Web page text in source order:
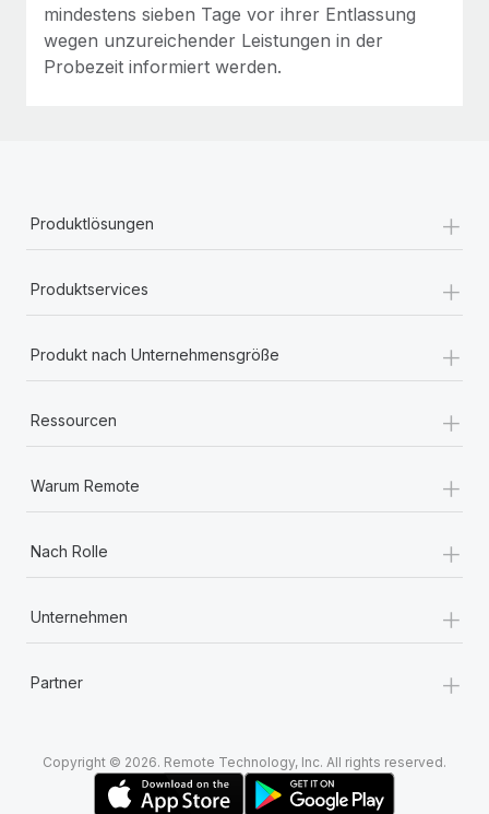
mindestens sieben Tage vor ihrer Entlassung
wegen unzureichender Leistungen in der
Probezeit informiert werden.
Produktlösungen +
Produktservices +
Produkt nach Unternehmensgröße +
Ressourcen +
Warum Remote +
Nach Rolle +
Unternehmen +
Partner +
Copyright © 2026. Remote Technology, Inc. All rights reserved.